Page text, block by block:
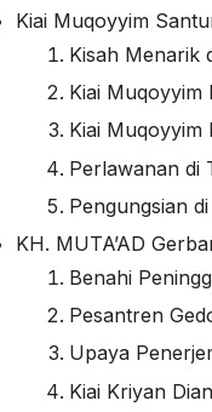
Kiai Muqoyyim
Kisah Menarik
Kiai Muqoyyim
Kiai Muqoyyim
Perlawanan di
Pengungsian
KH. MUTA’AD
Benahi
Pesantren
Upaya
Kiai Kriyan